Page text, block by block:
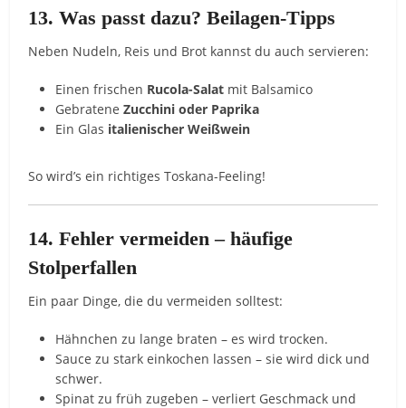
13. Was passt dazu? Beilagen-Tipps
Neben Nudeln, Reis und Brot kannst du auch servieren:
Einen frischen Rucola-Salat mit Balsamico
GebrateneZucchini oder Paprika
Ein Glas italienischer Weißwein
So wird’s ein richtiges Toskana-Feeling!
14. Fehler vermeiden – häufige
Stolperfallen
Ein paar Dinge, die du vermeiden solltest:
Hähnchen zu lange braten – es wird trocken.
Sauce zu stark einkochen lassen – sie wird dick und
schwer.
Spinat zu früh zugeben – verliert Geschmack und